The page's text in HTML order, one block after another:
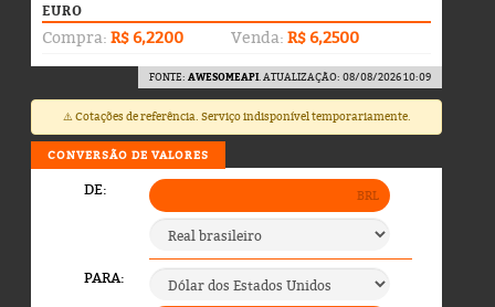
EURO
Compra: R$ 6,2200 Venda: R$ 6,2500
FONTE: AWESOMEAPI. ATUALIZAÇÃO: 08/08/2026 10:09
⚠️ Cotações de referência. Serviço indisponível temporariamente.
CONVERSÃO DE VALORES